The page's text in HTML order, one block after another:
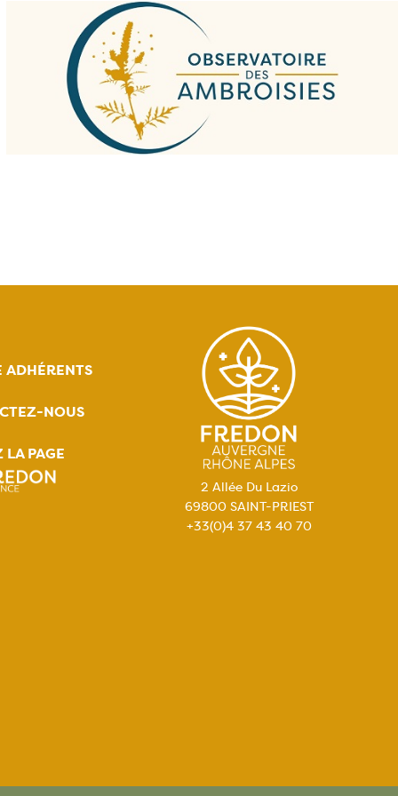
ADHÉRENTS
NOUS
LA PAGE
2 Allée Du Lazio
69800 SAINT-PRIEST
+33(0)4 37 43 40 70